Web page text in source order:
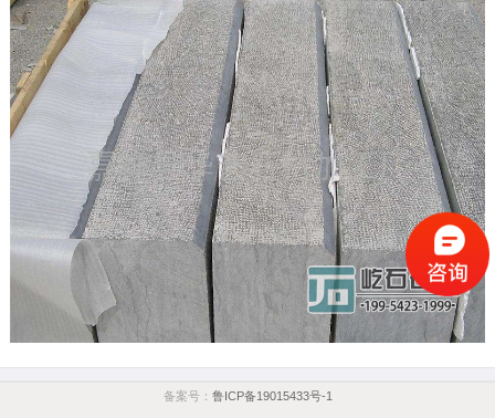
备案号： 鲁ICP备19015433号-1